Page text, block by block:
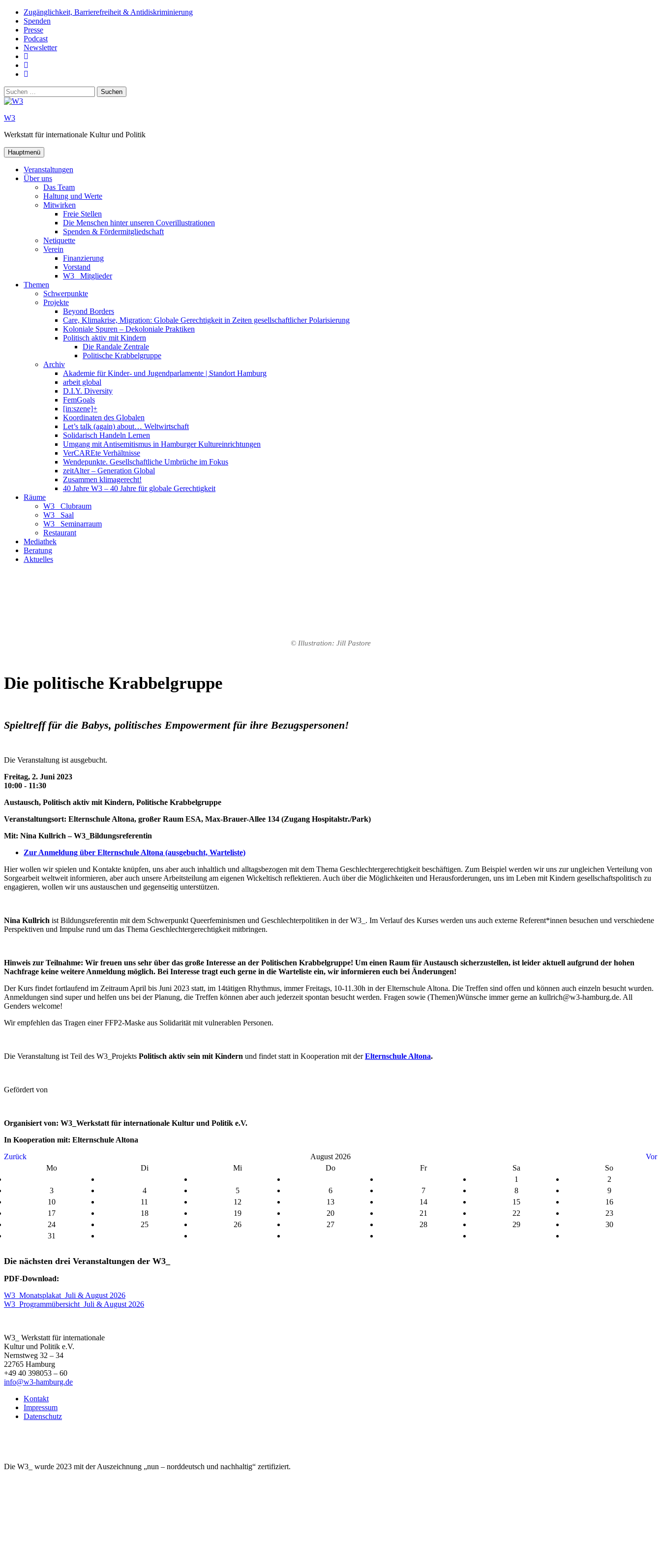
Zum
Inhalt
springen
Zugänglichkeit, Barrierefreiheit & Antidiskriminierung
Spenden
Presse
Podcast
Newsletter
Suchen
nach:
W3
Werkstatt für internationale Kultur und Politik
Hauptmenü
Veranstaltungen
Über uns
Das Team
Haltung und Werte
Mitwirken
Freie Stellen
Die Menschen hinter unseren Coverillustrationen
Spenden & Fördermitgliedschaft
Netiquette
Verein
Finanzierung
Vorstand
W3_ Mitglieder
Themen
Schwerpunkte
Projekte
Beyond Borders
Care, Klimakrise, Migration: Globale Gerechtigkeit in Zeiten gesellschaftlicher Polarisierung
Koloniale Spuren – Dekoloniale Praktiken
Politisch aktiv mit Kindern
Die Randale Zentrale
Politische Krabbelgruppe
Archiv
Akademie für Kinder- und Jugendparlamente | Standort Hamburg
arbeit global
D.I.Y. Diversity
FemGoals
[in:szene]+
Koordinaten des Globalen
Let’s talk (again) about… Weltwirtschaft
Solidarisch Handeln Lernen
Umgang mit Antisemitismus in Hamburger Kultureinrichtungen
VerCAREte Verhältnisse
Wendepunkte. Gesellschaftliche Umbrüche im Fokus
zeitAlter – Generation Global
Zusammen klimagerecht!
40 Jahre W3 – 40 Jahre für globale Gerechtigkeit
Räume
W3_ Clubraum
W3_ Saal
W3_ Seminarraum
Restaurant
Mediathek
Beratung
Aktuelles
© Illustration: Jill Pastore
Die politische Krabbelgruppe
Spieltreff für die Babys, politisches Empowerment für ihre Bezugspersonen!
Die Veranstaltung ist ausgebucht.
Freitag, 2. Juni 2023
10:00 - 11:30
Austausch, Politisch aktiv mit Kindern, Politische Krabbelgruppe
Veranstaltungsort: Elternschule Altona, großer Raum ESA, Max-Brauer-Allee 134 (Zugang Hospitalstr./Park)
Mit: Nina Kullrich – W3_Bildungsreferentin
Zur Anmeldung über Elternschule Altona (ausgebucht, Warteliste)
Hier wollen wir spielen und Kontakte knüpfen, uns aber auch inhaltlich und alltagsbezogen mit dem Thema Geschlechtergerechtigkeit beschäftigen. Zum Beispiel werden wir uns zur ungleichen Verteilung von
Sorgearbeit weltweit informieren, aber auch unsere Arbeitsteilung am eigenen Wickeltisch reflektieren. Auch über die Möglichkeiten und Herausforderungen, uns im Leben mit Kindern gesellschaftspolitisch zu
engagieren, wollen wir uns austauschen und gegenseitig unterstützen.
Nina Kullrich ist Bildungsreferentin mit dem Schwerpunkt Queerfeminismen und Geschlechterpolitiken in der W3_. Im Verlauf des Kurses werden uns auch externe Referent*innen besuchen und verschiedene
Perspektiven und Impulse rund um das Thema Geschlechtergerechtigkeit mitbringen.
Hinweis zur Teilnahme: Wir freuen uns sehr über das große Interesse an der Politischen Krabbelgruppe! Um einen Raum für Austausch sicherzustellen, ist leider aktuell aufgrund der hohen
Nachfrage keine weitere Anmeldung möglich. Bei Interesse tragt euch gerne in die Warteliste ein, wir informieren euch bei Änderungen!
Der Kurs findet fortlaufend im Zeitraum April bis Juni 2023 statt, im 14tätigen Rhythmus, immer Freitags, 10-11.30h in der Elternschule Altona. Die Treffen sind offen und können auch einzeln besucht wurden.
Anmeldungen sind super und helfen uns bei der Planung, die Treffen können aber auch jederzeit spontan besucht werden. Fragen sowie (Themen)Wünsche immer gerne an kullrich@w3-hamburg.de. All
Genders welcome!
Wir empfehlen das Tragen einer FFP2-Maske aus Solidarität mit vulnerablen Personen.
Die Veranstaltung ist Teil des W3_Projekts Politisch aktiv sein mit Kindern und findet statt in Kooperation mit derElternschule Altona.
Gefördert von
Organisiert von: W3_Werkstatt für internationale Kultur und Politik e.V.
In Kooperation mit: Elternschule Altona
Zurück
August 2026
Vor
Mo
Di Mi Do Fr Sa
So
1
2
3
4 5 6 7 8
9
10
11 12 13 14 15
16
17
18 19 20 21 22
23
24
25 26 27 28 29
30
31
Die nächsten drei Veranstaltungen der W3_
PDF-Download:
W3_Monatsplakat_Juli & August 2026
W3_Programmübersicht_Juli & August 2026
W3_ Werkstatt für internationale
Kultur und Politik e.V.
Nernstweg 32 – 34
22765 Hamburg
+49 40 398053 – 60
info@w3-hamburg.de
Kontakt
Impressum
Datenschutz
Die W3_ wurde 2023 mit der Auszeichnung „nun – norddeutsch und nachhaltig“ zertifiziert.